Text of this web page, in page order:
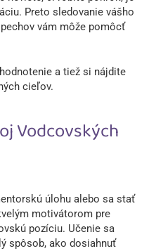
Preto sledovanie vášho
vám môže pomôcť
a tiež si nájdite
cieľov.
Vodcovských
úlohu alebo sa stať
motivátorom pre
pozíciu. Učenie sa
spôsob, ako dosiahnuť